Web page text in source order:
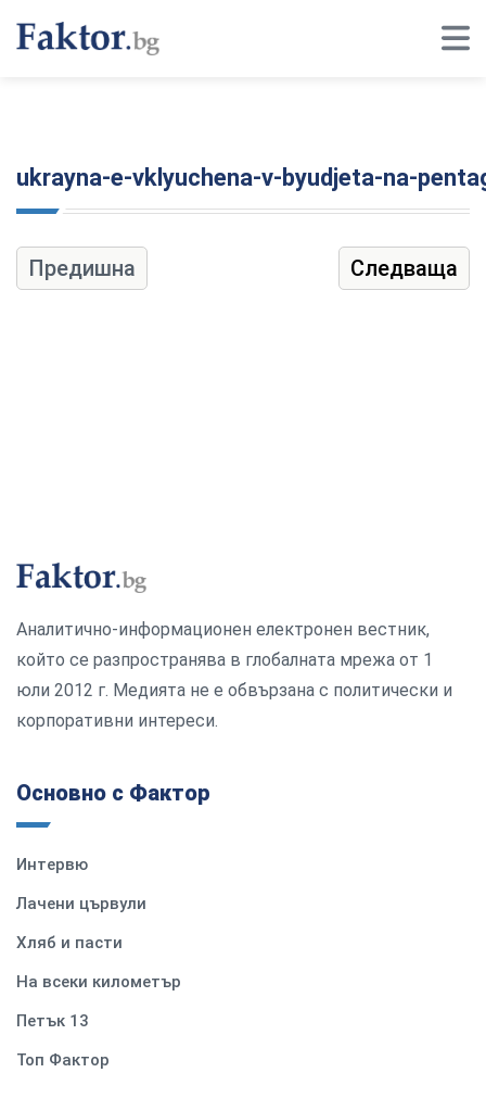
ukrayna-e-vklyuchena-v-byudjeta-na-
Предишна Следваща
Аналитично-информационен електронен вестник,
който се разпространява в глобалната мрежа от 1
юли 2012 г. Медията не е обвързана с политически и
корпоративни интереси.
Основно с Фактор
Интервю
Лачени цървули
Хляб и пасти
На всеки километър
Петък 13
Топ Фактор